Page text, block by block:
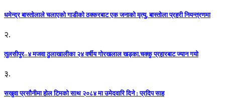
धमेन्द्र बास्तोलाले चलाएको गाडीको ठक्करबाट एक जनाको मृत्यु, बास्तोला प्रहरी नियन्त्रणमा
२.
तुलसीपुर–४ मजवा ठुलाखालीका २४ वर्षीय गोरखलाल खड्का.चक्कु प्रहारबाट ज्यान गयो
३.
सखुवा प्रसौनीमा होल टिमको साथ २०८४ मा उमेदवारि दिने : प्रदिप साह